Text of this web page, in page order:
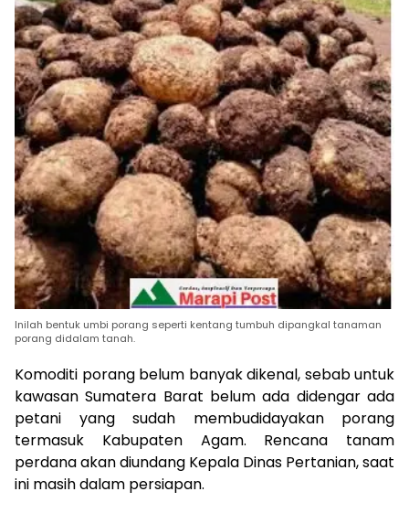
Inilah bentuk umbi porang seperti kentang tumbuh dipangkal tanaman
porang didalam tanah.
Komoditi porang belum banyak dikenal, sebab untuk
kawasan Sumatera Barat belum ada didengar ada
petani yang sudah membudidayakan porang
termasuk Kabupaten Agam. Rencana tanam
perdana akan diundang Kepala Dinas Pertanian, saat
ini masih dalam persiapan.